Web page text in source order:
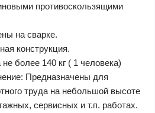
противоскользящими
на сварке.
конструкция.
более 140 кг ( 1 человека)
Предназначены для
труда на небольшой высоте
сервисных и т.п. работах.